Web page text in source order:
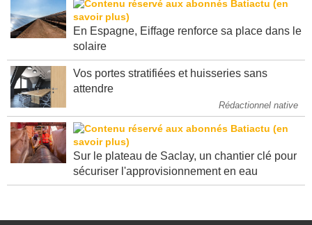
En Espagne, Eiffage renforce sa place dans le
solaire
Vos portes stratifiées et huisseries sans
attendre
Rédactionnel native
Sur le plateau de Saclay, un chantier clé pour
sécuriser l'approvisionnement en eau